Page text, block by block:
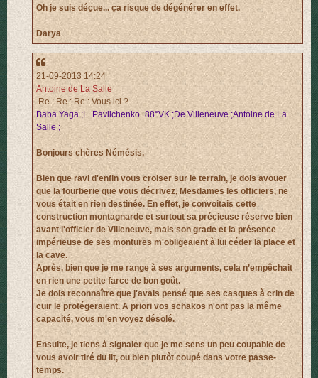
Oh je suis déçue... ça risque de dégénérer en effet.
Darya
21-09-2013 14:24
Antoine de La Salle
Re : Re : Re : Vous ici ?
Baba Yaga ;L. Pavlichenko_88°VK ;De Villeneuve ;Antoine de La
Salle ;
Bonjours chères Némésis,
Bien que ravi d'enfin vous croiser sur le terrain, je dois avouer
que la fourberie que vous décrivez, Mesdames les officiers, ne
vous était en rien destinée. En effet, je convoitais cette
construction montagnarde et surtout sa précieuse réserve bien
avant l'officier de Villeneuve, mais son grade et la présence
impérieuse de ses montures m'obligeaient à lui céder la place et
la cave.
Après, bien que je me range à ses arguments, cela n’empêchait
en rien une petite farce de bon goût.
Je dois reconnaître que j'avais pensé que ses casques à crin de
cuir le protégeraient. A priori vos schakos n'ont pas la même
capacité, vous m'en voyez désolé.
Ensuite, je tiens à signaler que je me sens un peu coupable de
vous avoir tiré du lit, ou bien plutôt coupé dans votre passe-
temps.